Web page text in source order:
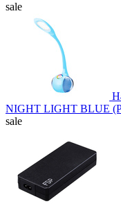
sale
NIGHT LIGHT BLUE
sale